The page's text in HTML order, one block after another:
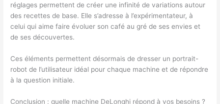
réglages permettent de créer une infinité de variations autour
des recettes de base. Elle s’adresse à l’expérimentateur, à
celui qui aime faire évoluer son café au gré de ses envies et
de ses découvertes.
Ces éléments permettent désormais de dresser un portrait-
robot de l’utilisateur idéal pour chaque machine et de répondre
à la question initiale.
Conclusion : quelle machine DeLonghi répond à vos besoins ?